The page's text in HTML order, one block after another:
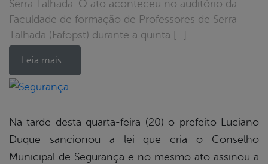
Serra Talhada. O ato aconteceu no auditório da
Faculdade de formação de Professores de Serra
Talhada (Fafopst) durante a quinta […]
Leia mais…
Na tarde desta quarta-feira (20) o prefeito Luciano
Duque sancionou a lei que cria o Conselho
Municipal de Segurança e no mesmo ato assinou a